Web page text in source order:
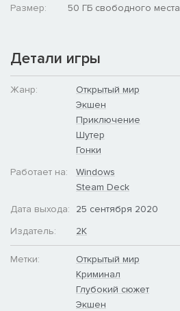
Размер:
50 ГБ свободного места
Детали игры
Жанр:
Открытый мир
Экшен
Приключение
Шутер
Гонки
Работает на:
Windows
Steam Deck
Дата выхода:
25 сентября 2020
Издатель:
2K
Метки:
Открытый мир
Криминал
Глубокий сюжет
Экшен